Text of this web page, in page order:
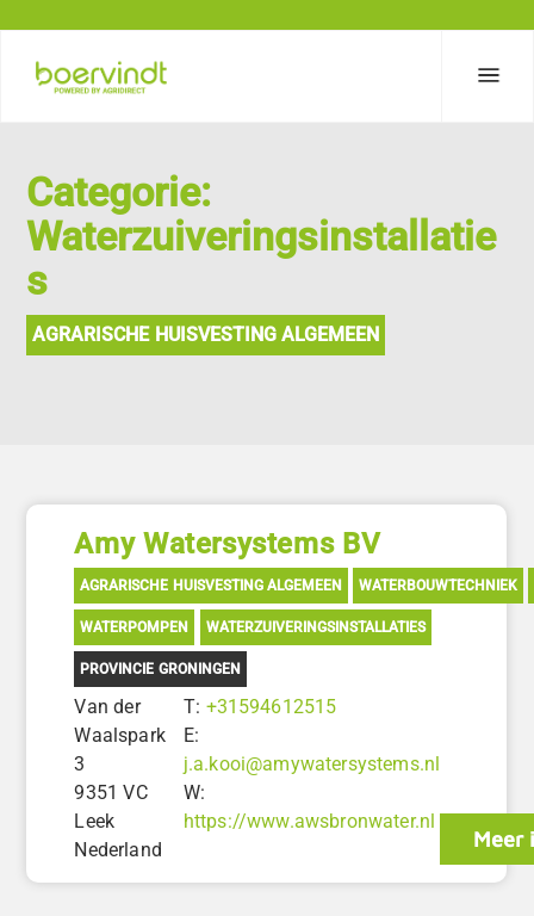
Categorie:
Waterzuiveringsinstallatie
s
AGRARISCHE HUISVESTING ALGEMEEN
Amy Watersystems BV
AGRARISCHE HUISVESTING ALGEMEEN WATERBOUWTECHNIEK
WATERPOMPEN WATERZUIVERINGSINSTALLATIES
PROVINCIE GRONINGEN
Van der
Waalspark
3
9351 VC
Leek
Nederland
T: +31594612515
E:
j.a.kooi@amywatersystems.nl
W:
https://www.awsbronwater.nl
Meer